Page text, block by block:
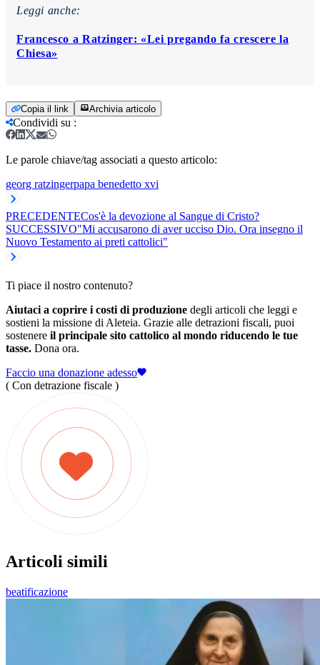
Leggi anche:
Francesco a Ratzinger: «Lei pregando fa crescere la
Chiesa»
Copia il link Archivia articolo
Condividi su :
Le parole chiave/tag associati a questo articolo:
georg ratzingerpapa benedetto xvi
PRECEDENTECos'è la devozione al Sangue di Cristo?
SUCCESSIVO"Mi accusarono di aver ucciso Dio. Ora insegno il
Nuovo Testamento ai preti cattolici"
Ti piace il nostro contenuto?
Aiutaci a coprire i costi di produzione degli articoli che leggi e
sostieni la missione di Aleteia. Grazie alle detrazioni fiscali, puoi
sostenere il principale sito cattolico al mondo riducendo le tue
tasse. Dona ora.
Faccio una donazione adesso
( Con detrazione fiscale )
Articoli simili
beatificazione